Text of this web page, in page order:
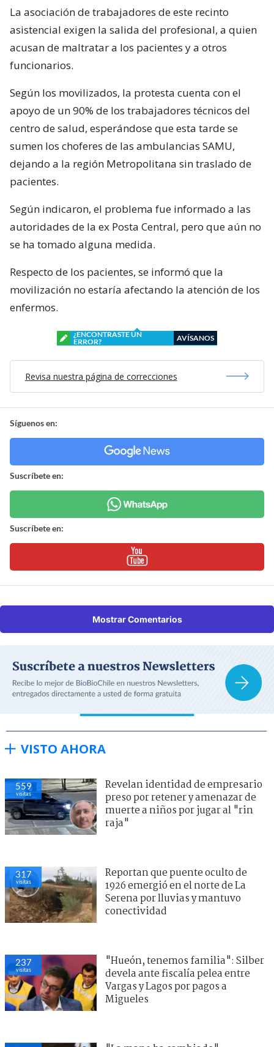
La asociación de trabajadores de este recinto
asistencial exigen la salida del profesional, a quien
acusan de maltratar a los pacientes y a otros
funcionarios.
Según los movilizados, la protesta cuenta con el
apoyo de un 90% de los trabajadores técnicos del
centro de salud, esperándose que esta tarde se
sumen los choferes de las ambulancias SAMU,
dejando a la región Metropolitana sin traslado de
pacientes.
Según indicaron, el problema fue informado a las
autoridades de la ex Posta Central, pero que aún no
se ha tomado alguna medida.
Respecto de los pacientes, se informó que la
movilización no estaría afectando la atención de los
enfermos.
¿ENCONTRASTE UN
ERROR?
AVÍSANOS
Revisa nuestra página de correcciones
Síguenos en:
Suscríbete en:
Suscríbete en:
Mostrar Comentarios
VISTO AHORA
559
visitas
Revelan identidad de empresario
preso por retener y amenazar de
muerte a niños por jugar al "rin
raja"
317
visitas
Reportan que puente oculto de
1926 emergió en el norte de La
Serena por lluvias y mantuvo
conectividad
237
visitas
"Hueón, tenemos familia": Silber
devela ante fiscalía pelea entre
Vargas y Lagos por pagos a
Migueles